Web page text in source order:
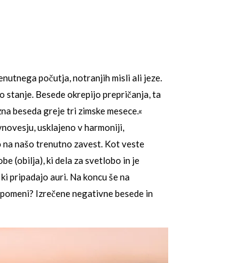
počutja, notranjih misli ali jeze.
stanje. Besede okrepijo prepričanja, ta
beseda greje tri zimske mesece.«
usklajeno v harmoniji,
našo trenutno zavest. Kot veste
(obilja), ki dela za svetlobo in je
pripadajo auri. Na koncu še na
Izrečene negativne besede in